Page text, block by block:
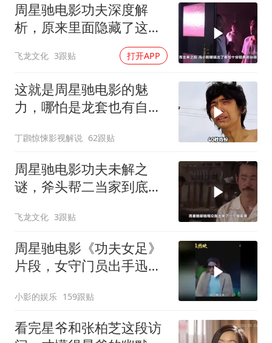
周星驰电影功夫深度解
析，原来里面隐藏了这么
飞龙文化 3跟贴 打开APP
这就是周星驰电影的魅
力，哪怕是龙套也有自己
丁鸊惊悚影视解说 62跟贴
周星驰电影功夫未解之
谜，斧头帮二当家到底是
飞龙文化 3跟贴
周星驰电影《功夫女足》
片段，女守门员出手迅
小影的娱乐 159跟贴
看完星爷和张柏芝这段访